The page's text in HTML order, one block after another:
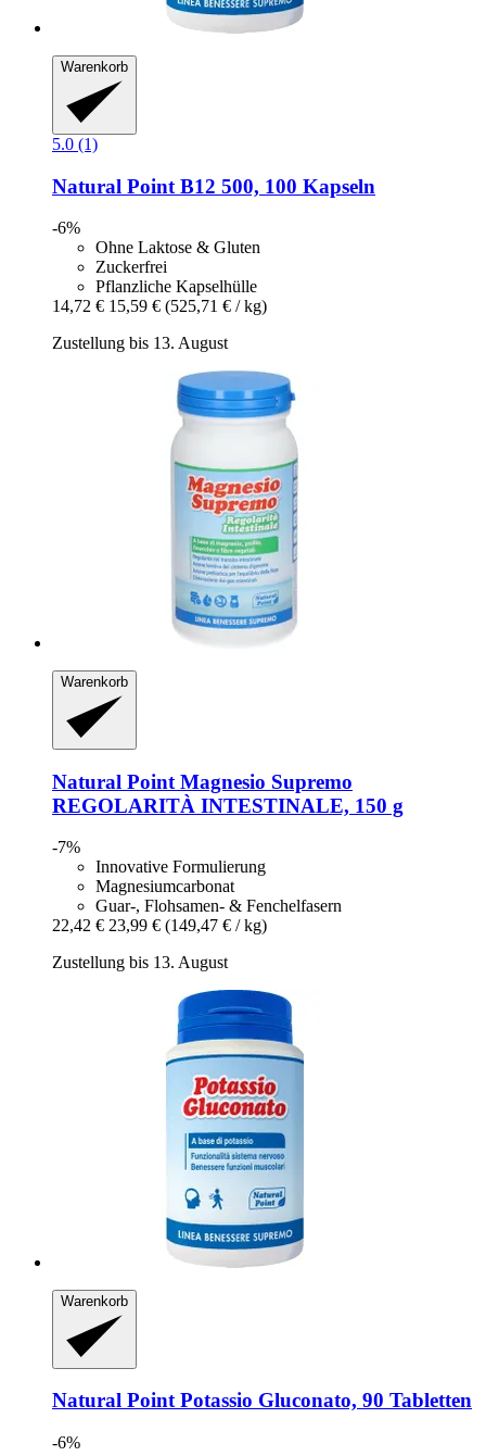
Warenkorb
5.0 (1)
Natural Point B12 500, 100 Kapseln
-6%
Ohne Laktose & Gluten
Zuckerfrei
Pflanzliche Kapselhülle
14,72 € 15,59 € (525,71 € / kg)
Zustellung bis 13. August
Warenkorb
Natural Point Magnesio Supremo
REGOLARITÀ INTESTINALE, 150 g
-7%
Innovative Formulierung
Magnesiumcarbonat
Guar-, Flohsamen- & Fenchelfasern
22,42 € 23,99 € (149,47 € / kg)
Zustellung bis 13. August
Warenkorb
Natural PointPotassio Gluconato, 90 Tabletten
-6%